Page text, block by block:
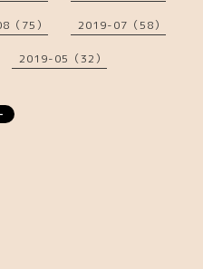
（75） 2019-07（58）
2019-05（32）